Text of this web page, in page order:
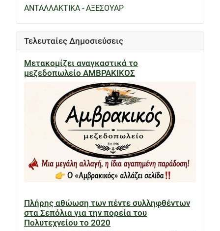
ΑΝΤΑΛΛΑΚΤΙΚΑ - ΑΞΕΣΟΥΑΡ
Τελευταίες Δημοσιεύσεις
Μετακομίζει αναγκαστικά το
μεζεδοπωλείο ΑΜΒΡΑΚΙΚΟΣ
Πλήρης αθώωση των πέντε συλληφθέντων
στα Σεπόλια για την πορεία του
Πολυτεχνείου το 2020